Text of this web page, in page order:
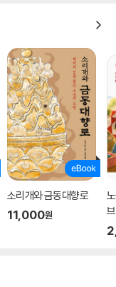
소리개와 금동대향로
11,000원